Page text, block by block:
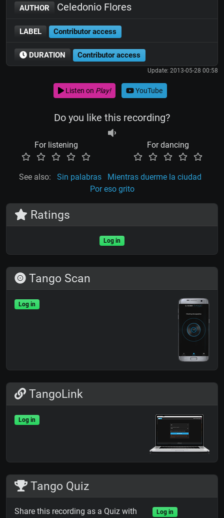
AUTHOR Celedonio Flores
LABEL Contributor access
DURATION Contributor access
Update: 2013-05-28 00:58
Listen on Play! YouTube
Do you like this recording?
For listening For dancing
See also: Sin palabras
Mientras duerme la ciudad
Por eso grito
Ratings
Log in
Tango Scan
Log in
TangoLink
Log in
Tango Quiz
Share this recording as a Quiz with
Log in